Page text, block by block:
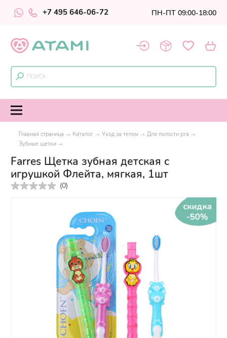
+7 495 646-06-72 ПН-ПТ 09:00-18:00
Главная страница Каталог Уход за телом
Для полости рта
Зубные щетки
Farres Щетка зубная детская с
игрушкой Флейта, мягкая, 1шт
(0)
скидка
-50%